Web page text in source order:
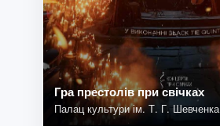
Гра престолів при свічках
Палац культури ім. Т. Г. Шевченка